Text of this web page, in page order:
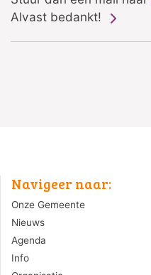
Alvast bedankt!
Navigeer naar:
Onze Gemeente
Nieuws
Agenda
Info